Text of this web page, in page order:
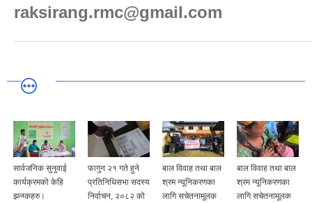
raksirang.rmc@gmail.com
सार्वजनिक सुनुवाई
कार्यक्रमको केहि
झलकहरु।
फागुन २१ गते हुने
प्रतिनिधिसभा सदस्य
निर्वाचन, २०८२ को
बाल विवाह तथा बाल
श्रम न्यूनिकरणका
लागि सचेतनामूलक
बाल विवाह तथा बाल
श्रम न्यूनिकरणका
लागि सचेतनामूलक